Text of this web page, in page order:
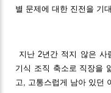
별 문제에 대한 진전을 기
지난 2년간 적지 않은 사
기식 조직 축소로 직장을
고, 고통스럽게 남아 있던